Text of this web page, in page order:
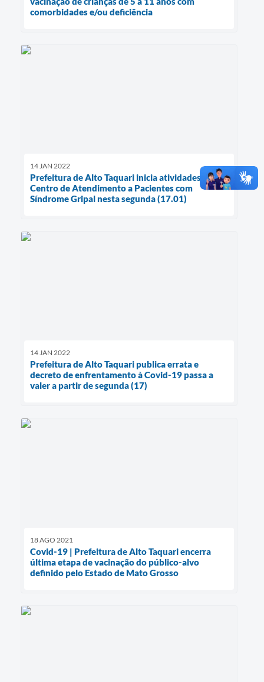
comorbidades e/ou deficiência
14 JAN 2022
Prefeitura de Alto Taquari inicia atividades no
Centro de Atendimento a Pacientes com
Síndrome Gripal nesta segunda (17.01)
14 JAN 2022
Prefeitura de Alto Taquari publica errata e
decreto de enfrentamento à Covid-19 passa a
valer a partir de segunda (17)
18 AGO 2021
Covid-19 | Prefeitura de Alto Taquari encerra
última etapa de vacinação do público-alvo
definido pelo Estado de Mato Grosso